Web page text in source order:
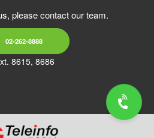
please contact our team.
02-262-8888
8615, 8686